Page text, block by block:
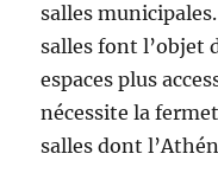
salles
salles font l’objet
espaces plus
nécessite la
salles dont